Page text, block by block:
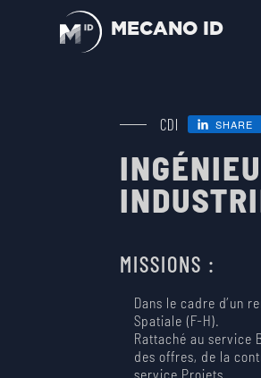
MECANO ID
CDI SHARE
MISSIONS :
Dans le cadre d’un
Spatiale (F-H).
Rattaché au service
des offres, de la
service Projets.